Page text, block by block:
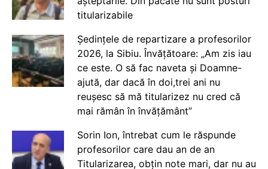
titularizabile
Ședințele de repartizare a profesorilor
2026, la Sibiu. Învățătoare: „Am zis iau
ce este. O să fac naveta și Doamne-
ajută, dar dacă în doi,trei ani nu
reușesc să mă titularizez nu cred că
mai rămân în învățământ”
Sorin Ion, întrebat cum le răspunde
profesorilor care dau an de an
Titularizarea, obțin note mari, dar nu au